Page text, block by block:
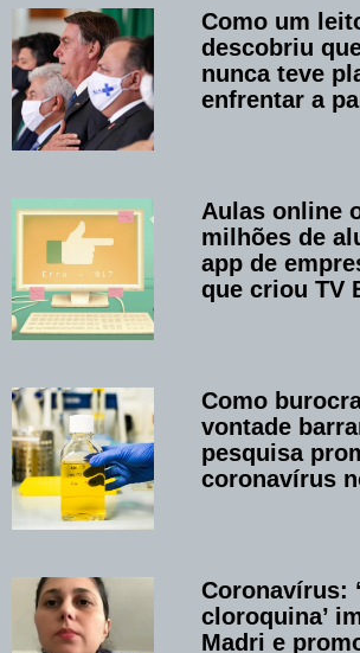
Como um
descobriu
nunca teve
enfrentar a
Aulas online
milhões de
app de
que criou TV
Como
vontade
pesquisa
coronavírus
Coronavírus:
cloroquina’
Madri e